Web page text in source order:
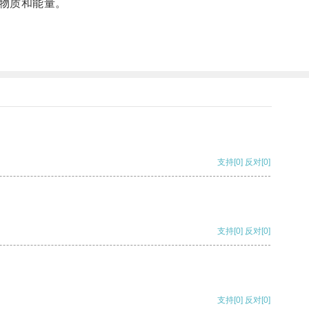
和能量。
支持[0] 反对[0]
支持[0] 反对[0]
支持[0] 反对[0]